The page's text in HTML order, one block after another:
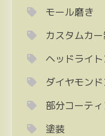
モール磨き
カスタムカ
ヘッドライ
ダイヤモン
部分コーテ
塗装